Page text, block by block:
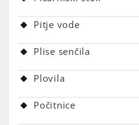
Pitje vode
Plise senčila
Plovila
Počitnice